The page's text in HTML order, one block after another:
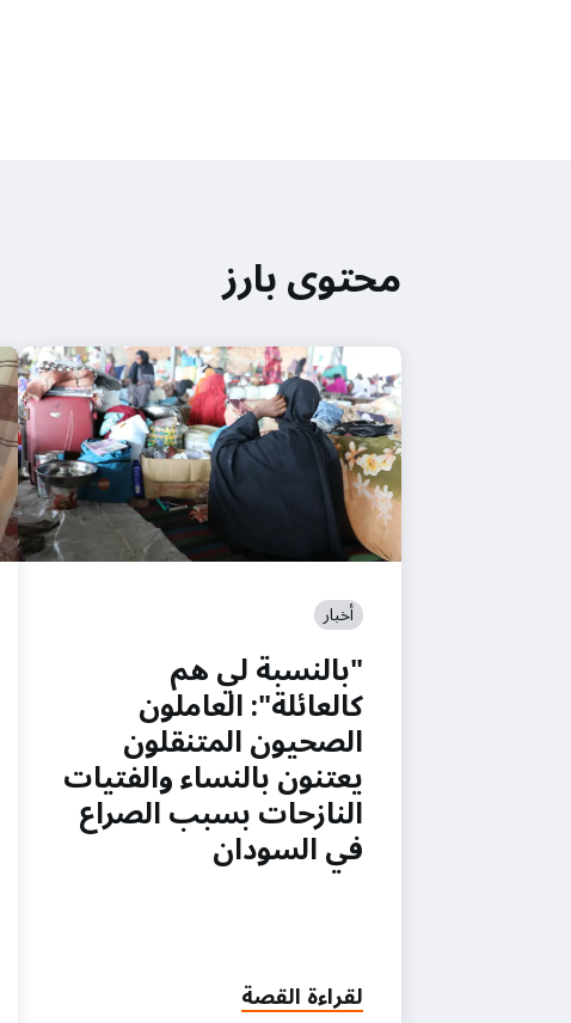
محتوى بارز
أخبار
"بالنسبة لي هم
كالعائلة": العاملون
الصحيون المتنقلون
يعتنون بالنساء والفتيات
النازحات بسبب الصراع
في السودان
لقراءة القصة